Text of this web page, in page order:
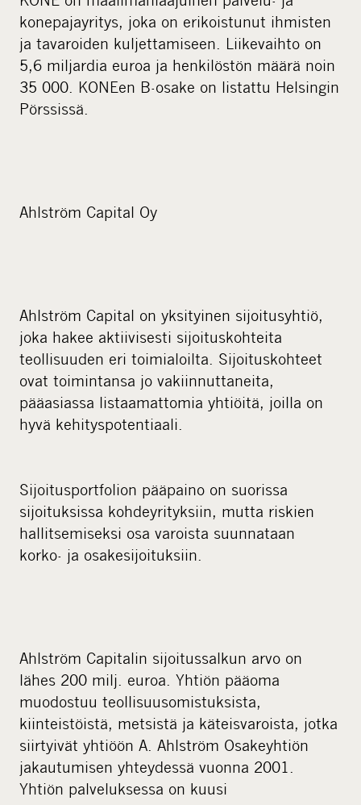
konepajayritys, joka on erikoistunut ihmisten
ja tavaroiden kuljettamiseen. Liikevaihto on
5,6 miljardia euroa ja henkilöstön määrä noin
35 000. KONEen B-osake on listattu Helsingin
Pörssissä.
Ahlström Capital Oy
Ahlström Capital on yksityinen sijoitusyhtiö,
joka hakee aktiivisesti sijoituskohteita
teollisuuden eri toimialoilta. Sijoituskohteet
ovat toimintansa jo vakiinnuttaneita,
pääasiassa listaamattomia yhtiöitä, joilla on
hyvä kehityspotentiaali.
Sijoitusportfolion pääpaino on suorissa
sijoituksissa kohdeyrityksiin, mutta riskien
hallitsemiseksi osa varoista suunnataan
korko- ja osakesijoituksiin.
Ahlström Capitalin sijoitussalkun arvo on
lähes 200 milj. euroa. Yhtiön pääoma
muodostuu teollisuusomistuksista,
kiinteistöistä, metsistä ja käteisvaroista, jotka
siirtyivät yhtiöön A. Ahlström Osakeyhtiön
jakautumisen yhteydessä vuonna 2001.
Yhtiön palveluksessa on kuusi